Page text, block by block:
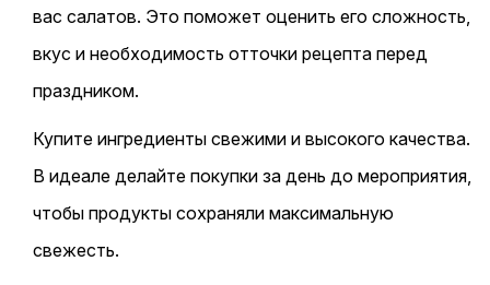
вас салатов. Это поможет оценить его сложность,
вкус и необходимость отточки рецепта перед
праздником.
Купите ингредиенты свежими и высокого качества.
В идеале делайте покупки за день до мероприятия,
чтобы продукты сохраняли максимальную
свежесть.